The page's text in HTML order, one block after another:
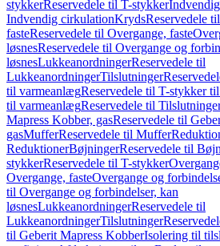
stykkerReservedele til T-stykker
Indvendig cirkulationKrydsReservedele
fasteReservedele til Overgange, faste
løsnesReservedele til Overgange og
løsnesLukkeanordningerReservedele til
LukkeanordningerTilslutninger
til varmeanlægReservedele til T-stykker
til varmeanlægReservedele til
Mapress Kobber, gasReservedele til
gasMufferReservedele til Muffer
ReduktionerBøjningerReservedele til
stykkerReservedele til T-stykker
Overgange, fasteOvergange og
til Overgange og forbindelser, kan
løsnesLukkeanordningerReservedele til
LukkeanordningerTilslutninger
til Geberit Mapress KobberIsolering til